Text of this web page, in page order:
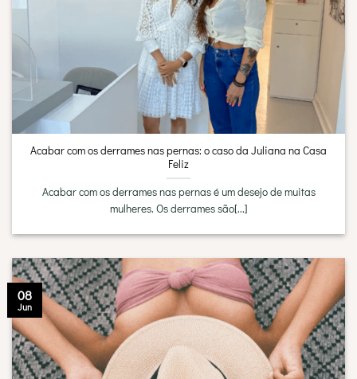
Acabar com os derrames nas pernas: o caso da Juliana na Casa
Feliz
Acabar com os derrames nas pernas é um desejo de muitas
mulheres. Os derrames são[...]
08
Jun